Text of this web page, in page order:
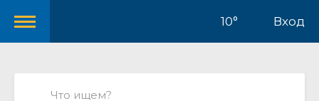
10° Вход